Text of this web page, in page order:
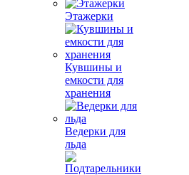
Этажерки
Кувшины и
емкости для
хранения
Ведерки для
льда